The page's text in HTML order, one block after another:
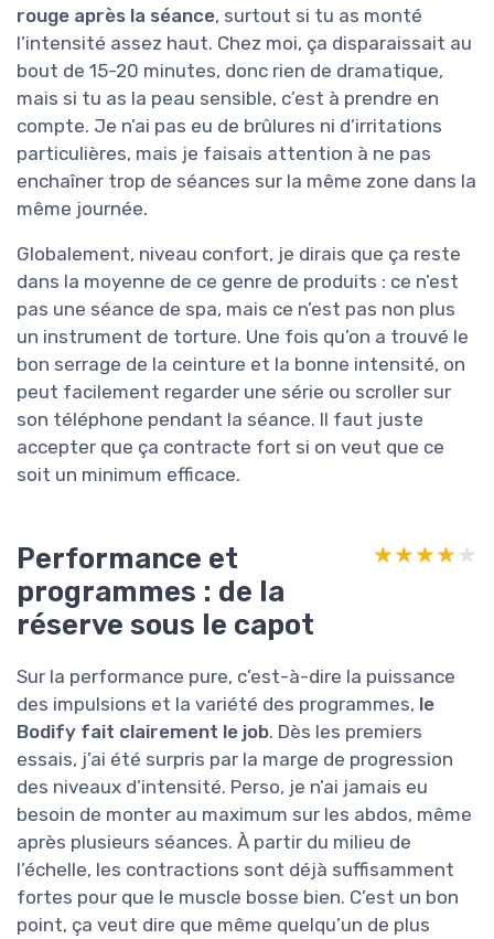
rouge après la séance, surtout si tu as monté
l’intensité assez haut. Chez moi, ça disparaissait au
bout de 15-20 minutes, donc rien de dramatique,
mais si tu as la peau sensible, c’est à prendre en
compte. Je n’ai pas eu de brûlures ni d’irritations
particulières, mais je faisais attention à ne pas
enchaîner trop de séances sur la même zone dans la
même journée.
Globalement, niveau confort, je dirais que ça reste
dans la moyenne de ce genre de produits : ce n’est
pas une séance de spa, mais ce n’est pas non plus
un instrument de torture. Une fois qu’on a trouvé le
bon serrage de la ceinture et la bonne intensité, on
peut facilement regarder une série ou scroller sur
son téléphone pendant la séance. Il faut juste
accepter que ça contracte fort si on veut que ce
soit un minimum efficace.
Performance et
programmes : de la
réserve sous le capot
★★★★★
★★★★★
Sur la performance pure, c’est-à-dire la puissance
des impulsions et la variété des programmes, le
Bodify fait clairement le job. Dès les premiers
essais, j’ai été surpris par la marge de progression
des niveaux d’intensité. Perso, je n’ai jamais eu
besoin de monter au maximum sur les abdos, même
après plusieurs séances. À partir du milieu de
l’échelle, les contractions sont déjà suffisamment
fortes pour que le muscle bosse bien. C’est un bon
point, ça veut dire que même quelqu’un de plus